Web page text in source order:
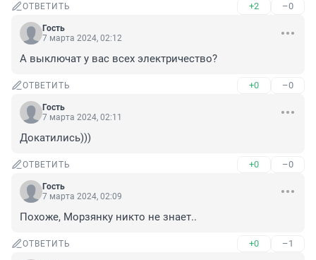
ОТВЕТИТЬ +2 –0
Гость
7 марта 2024, 02:12
А выключат у вас всех электричество?
ОТВЕТИТЬ +0 –0
Гость
7 марта 2024, 02:11
Докатились)))
ОТВЕТИТЬ +0 –0
Гость
7 марта 2024, 02:09
Похоже, Морзянку никто не знает..
ОТВЕТИТЬ +0 –1